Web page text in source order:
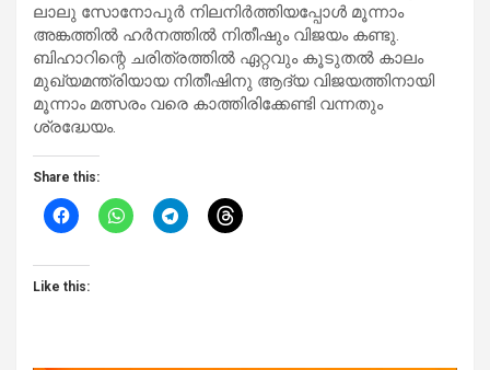
ലാലു സോനോപു‍ർ നിലനിർത്തിയപ്പോൾ മൂന്നാം
അങ്കത്തിൽ ഹർനത്തിൽ നിതീഷും വിജയം കണ്ടു.
ബിഹാറിന്റെ ചരിത്രത്തിൽ ഏറ്റവും കൂടുതൽ കാലം
മുഖ്യമന്ത്രിയായ നിതീഷിനു ആദ്യ വിജയത്തിനായി
മൂന്നാം മത്സരം വരെ കാത്തിരിക്കേണ്ടി വന്നതും
ശ്രദ്ധേയം.
Share this:
Like this: